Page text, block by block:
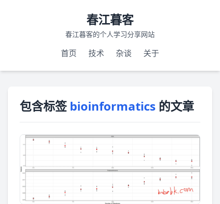
春江暮客
春江暮客的个人学习分享网站
首页 技术 杂谈 关于
包含标签bioinformatics 的文章